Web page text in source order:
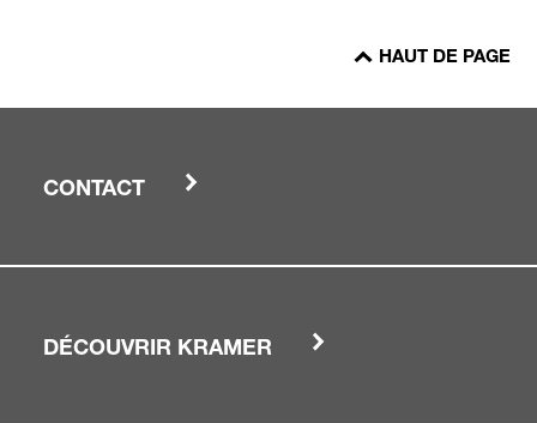
HAUT DE PAGE
CONTACT
DÉCOUVRIR KRAMER